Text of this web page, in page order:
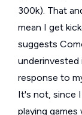
300k). That
mean I get
suggests
response to
It's not, since
playing